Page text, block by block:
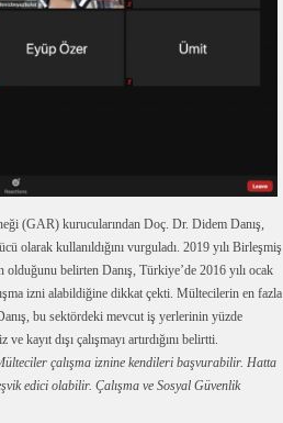
(GAR) kurucularından Doç. Dr. Didem Danış,
olarak kullanıldığını vurguladı. 2019 yılı Birleşmiş
belirten Danış, Türkiye’de 2016 yılı ocak
izni alabildiğine dikkat çekti. Mültecilerin en fazla
bu sektördeki mevcut iş yerlerinin yüzde
kayıt dışı çalışmayı artırdığını belirtti.
çalışma iznine kendileri başvurabilir. Hatta
edici olabilir. Çalışma ve Sosyal Güvenlik